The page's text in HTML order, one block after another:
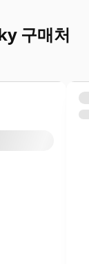
구매처